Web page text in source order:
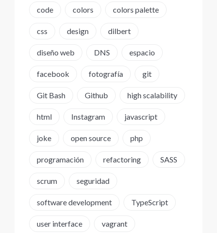
code colors colors palette
css design dilbert
diseño web DNS espacio
facebook fotografía git
Git Bash Github high scalability
html Instagram javascript
joke open source php
programación refactoring SASS
scrum seguridad
software development TypeScript
user interface vagrant